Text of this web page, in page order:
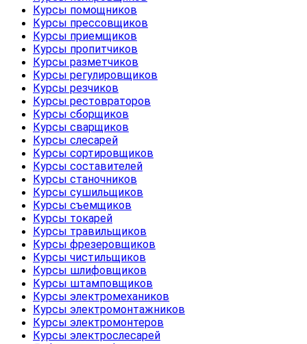
Курсы помощников
Курсы прессовщиков
Курсы приемщиков
Курсы пропитчиков
Курсы разметчиков
Курсы регулировщиков
Курсы резчиков
Курсы рестовраторов
Курсы сборщиков
Курсы сварщиков
Курсы слесарей
Курсы сортировщиков
Курсы составителей
Курсы станочников
Курсы сушильщиков
Курсы съемщиков
Курсы токарей
Курсы травильщиков
Курсы фрезеровщиков
Курсы чистильщиков
Курсы шлифовщиков
Курсы штамповщиков
Курсы электромехаников
Курсы электромонтажников
Курсы электромонтеров
Курсы электрослесарей